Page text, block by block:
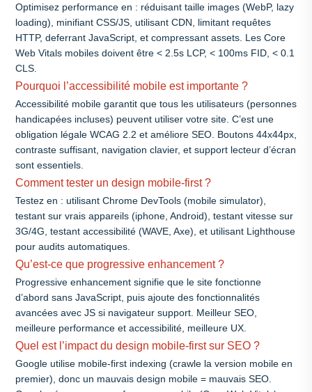
Optimisez performance en : réduisant taille images (WebP, lazy
loading), minifiant CSS/JS, utilisant CDN, limitant requêtes
HTTP, deferrant JavaScript, et compressant assets. Les Core
Web Vitals mobiles doivent être < 2.5s LCP, < 100ms FID, < 0.1
CLS.
Pourquoi l’accessibilité mobile est importante ?
Accessibilité mobile garantit que tous les utilisateurs (personnes
handicapées incluses) peuvent utiliser votre site. C’est une
obligation légale WCAG 2.2 et améliore SEO. Boutons 44x44px,
contraste suffisant, navigation clavier, et support lecteur d’écran
sont essentiels.
Comment tester un design mobile-first ?
Testez en : utilisant Chrome DevTools (mobile simulator),
testant sur vrais appareils (iphone, Android), testant vitesse sur
3G/4G, testant accessibilité (WAVE, Axe), et utilisant Lighthouse
pour audits automatiques.
Qu’est-ce que progressive enhancement ?
Progressive enhancement signifie que le site fonctionne
d’abord sans JavaScript, puis ajoute des fonctionnalités
avancées avec JS si navigateur support. Meilleur SEO,
meilleure performance et accessibilité, meilleure UX.
Quel est l’impact du design mobile-first sur SEO ?
Google utilise mobile-first indexing (crawle la version mobile en
premier), donc un mauvais design mobile = mauvais SEO.